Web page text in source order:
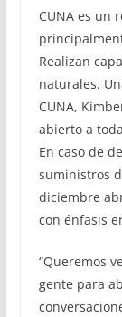
CUNA es un
Realizan
naturales.
CUNA,
abierto a
En caso de
suministros
diciembre
con énfasis
“Queremos
gente para